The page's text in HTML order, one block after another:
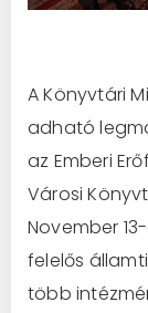
A Könyvtári
adható
az Emberi
Városi
November
felelős
több